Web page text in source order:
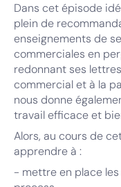
Dans cet épisode
plein de
enseignements de
commerciales en
redonnant ses
commercial et à la
nous donne
travail efficace et
Alors, au cours de
apprendre à :
- mettre en place les